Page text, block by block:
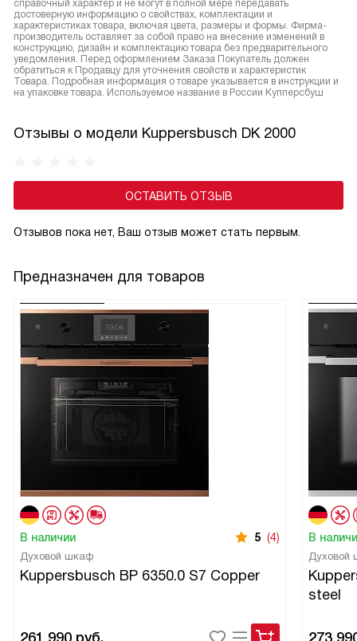
справочный характер и не могут в полной мере передавать
достоверную информацию о свойствах, комплектации и
характеристиках товара, включая цвета, размеры и формы. Фирма-
производитель оставляет за собой право на внесение изменений в
конструкцию, дизайн и комплектацию товара без предварительного
уведомления. Перед оформлением Заказа Покупатель должен
обратиться к Продавцу для уточнения свойств и характеристик
Товара. Подробная информация о товаре указывается в инструкции и
на упаковке товара. Используемое название в России Купперсбуш
Отзывы о модели Kuppersbusch DK 2000
ОСТАВИТЬ ОТЗЫВ
Отзывов пока нет, Ваш отзыв может стать первым.
Предназначен для товаров
В наличии 5 (4)
Духовой шкаф
Kuppersbusch BP 6350.0 S7 Copper
В
Духовой
steel